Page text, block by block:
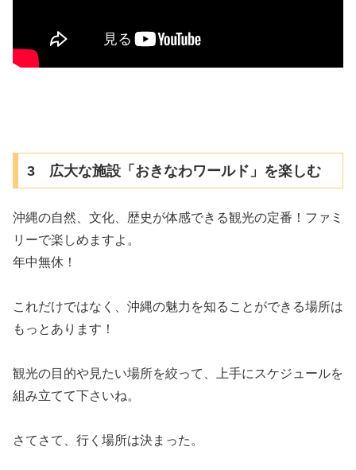
3 広大な施設「おきなわワールド」を楽しむ
沖縄の自然、文化、歴史が体感できる観光の定番！ファミ
リーで楽しめますよ。
年中無休！
これだけではなく、沖縄の魅力を知ることができる場所は
もっとあります！
観光の目的や見たい場所を絞って、上手にスケジュールを
組み立てて下さいね。
さてさて、行く場所は決まった。